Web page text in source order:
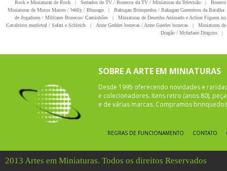
Rock e Miniaturas de Rock
| Seriados de TV / Bonecos da TV / Miniaturas da Televisão |
Miniaturas de Motos Maisto / Welly / Bburago
| Bakugan Brinquedos / Bakugan Guerreiros da Batalha
de Jogadores / Militares Bonecos/ Caminhões
|
Miniaturas de Desenho Animado e Action Figures
Cavaleiros medieval / Safari e Schleich
| Anne Geddes bonecas / Anne Guedes bonecas |
Miniaturas
Dragão / Mcfarlane Dragons
|
SOBRE A ARTE EM MINIATURAS
Desde 1995 oferecendo novidades e
e colecionadores. Itens retro (anos 80),
e de várias marcas. Compramos
REGRAS DE FUNCIONAMENTO CONTATO
2013 Artes em Miniaturas. Todos os direitos Reservados